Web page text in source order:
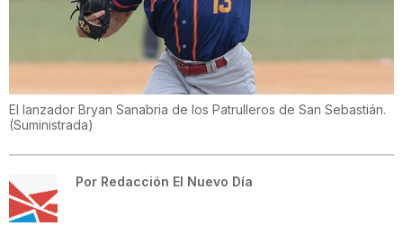
El lanzador Bryan Sanabria de los Patrulleros de San Sebastián.
(Suministrada)
Por Redacción El Nuevo Día